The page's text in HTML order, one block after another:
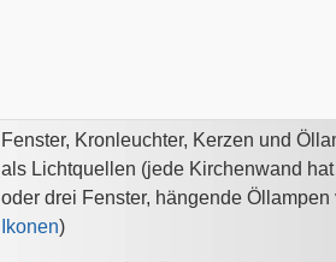
Fenster, Kronleuchter, Kerzen und
als Lichtquellen (jede Kirchenwand
oder drei Fenster, hängende Öllampen
Ikonen)